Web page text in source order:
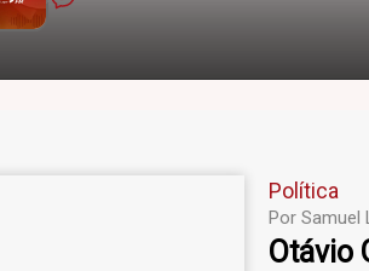
Política
Por Samuel
Otávio